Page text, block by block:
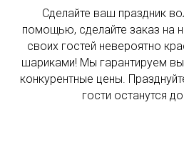
Сделайте ваш праздник
помощью, сделайте заказ на
своих гостей невероятно
шариками! Мы гарантируем
конкурентные цены.
гости останутся